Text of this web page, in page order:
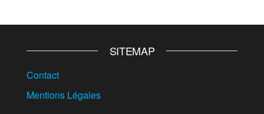
SITEMAP
Contact
Mentions Légales